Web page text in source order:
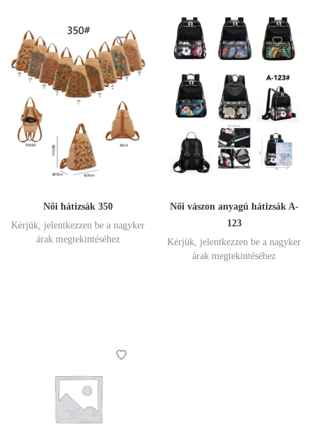
Női hátizsák 350
Kérjük, jelentkezzen be a nagyker
árak megtekintéséhez
Női vászon anyagú hátizsák A-
123
Kérjük, jelentkezzen be a nagyker
árak megtekintéséhez